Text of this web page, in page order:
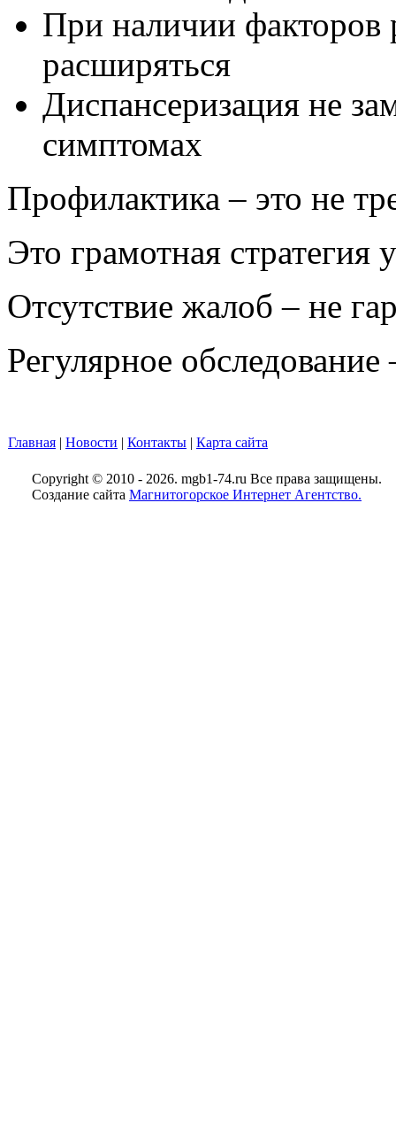
При наличии факторов
расширяться
Диспансеризация не
симптомах
Профилактика – это не
Это грамотная стратегия
Отсутствие жалоб – не
Регулярное
Главная | Новости | Контакты | Карта сайта
Copyright © 2010 - 2026. mgb1-74.ru Все права защищены.
Создание сайта Магнитогорское Интернет Агентство.